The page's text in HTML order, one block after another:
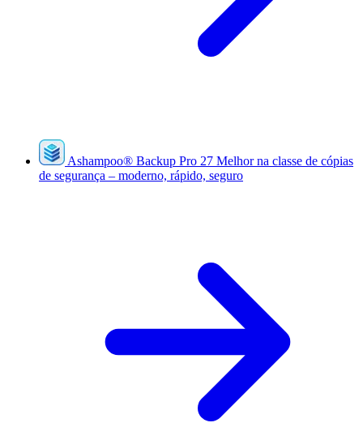
Ashampoo® Backup Pro 27 Melhor na classe de cópias
de segurança – moderno, rápido, seguro